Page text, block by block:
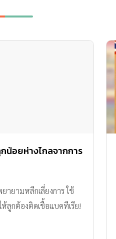
น้อยห่างไกลจากการ
ยามหลีกเลี่ยงการ ใช้
ลูกต้องติดเชื้อแบคทีเรีย!